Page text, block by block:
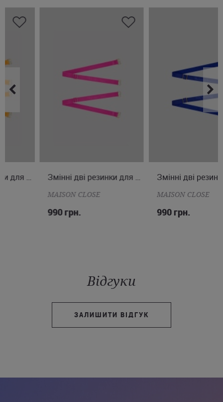
* Декоровані золотистими металевими елементами + фірмовим
логотипом.
Помаранчеві змінні ремінці для стрінгів Maison Close доступні на
ONE SIZE Змінні дві резинки для стрінг
MAISON CLOSE
ONE SIZE Змінні дві резинки для стрінг
MAISON CLOSE
Відгуки
ЗАЛИШИТИ ВІДГУК